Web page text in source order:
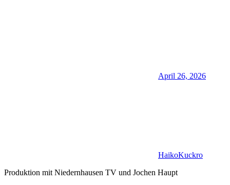
April 26, 2026
HaikoKuckro
Produktion mit Niedernhausen TV und Jochen Haupt